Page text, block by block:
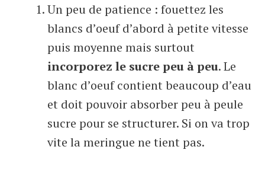
Un peu de patience : fouettez les
blancs d’oeuf d’abord à petite vitesse
puis moyenne mais surtout
incorporez le sucre peu à peu. Le
blanc d’oeuf contient beaucoup d’eau
et doit pouvoir absorber peu à peule
sucre pour se structurer. Si on va trop
vite la meringue ne tient pas.